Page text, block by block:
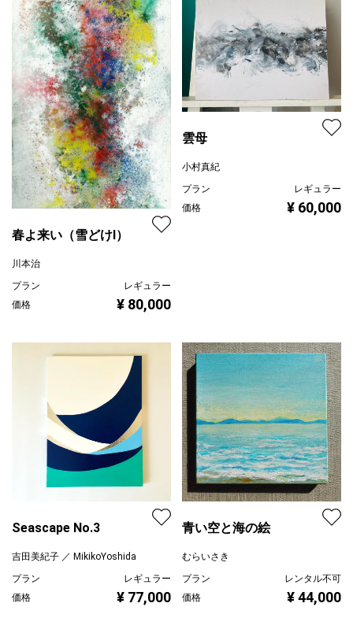
春よ来い（雪どけⅠ）
川本治
プラン
レギュラー
価格
¥ 80,000
雲母
小村真紀
プラン
レギュラー
価格
¥ 60,000
Seascape No.3
吉田美紀子 ／ MikikoYoshida
プラン
レギュラー
価格
¥ 77,000
青い空と海の絵
むらいさき
プラン
レンタル不可
価格
¥ 44,000